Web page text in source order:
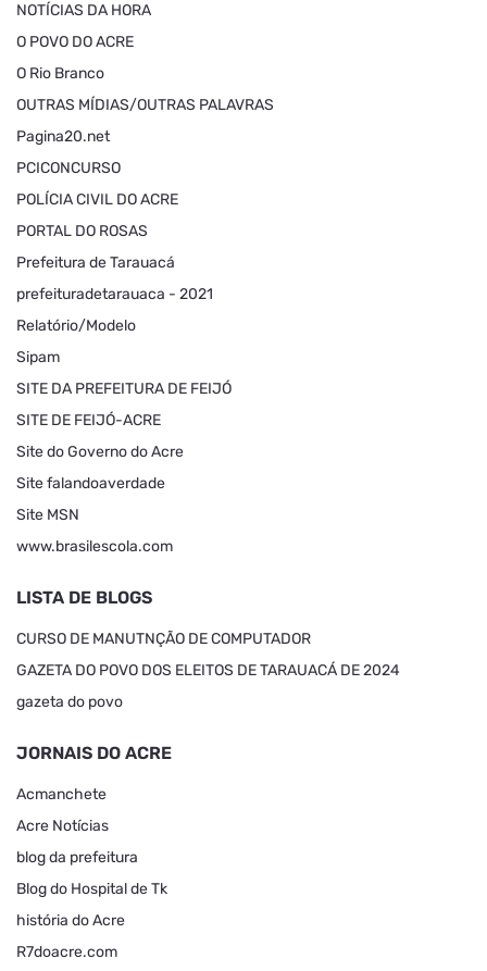
NOTÍCIAS DA HORA
O POVO DO ACRE
O Rio Branco
OUTRAS MÍDIAS/OUTRAS PALAVRAS
Pagina20.net
PCICONCURSO
POLÍCIA CIVIL DO ACRE
PORTAL DO ROSAS
Prefeitura de Tarauacá
prefeituradetarauaca - 2021
Relatório/Modelo
Sipam
SITE DA PREFEITURA DE FEIJÓ
SITE DE FEIJÓ-ACRE
Site do Governo do Acre
Site falandoaverdade
Site MSN
www.brasilescola.com
LISTA DE BLOGS
CURSO DE MANUTNÇÃO DE COMPUTADOR
GAZETA DO POVO DOS ELEITOS DE TARAUACÁ DE 2024
gazeta do povo
JORNAIS DO ACRE
Acmanchete
Acre Notícias
blog da prefeitura
Blog do Hospital de Tk
história do Acre
R7doacre.com